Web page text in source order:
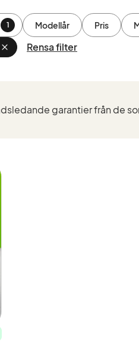
1 Modellår Pris
Ta
bort
Gran
Rensa filter